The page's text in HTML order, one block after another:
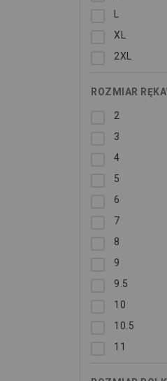
XL
2XL
ROZMIAR
2
3
4
5
6
7
8
9
9.5
10
10.5
11